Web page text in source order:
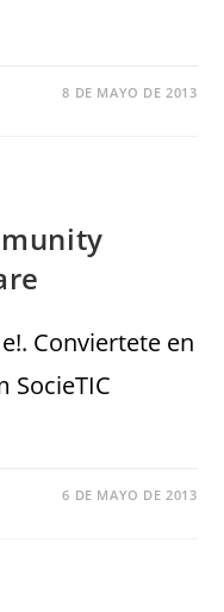
8 DE MAYO DE 2013
Conviertete en
SocieTIC
6 DE MAYO DE 2013